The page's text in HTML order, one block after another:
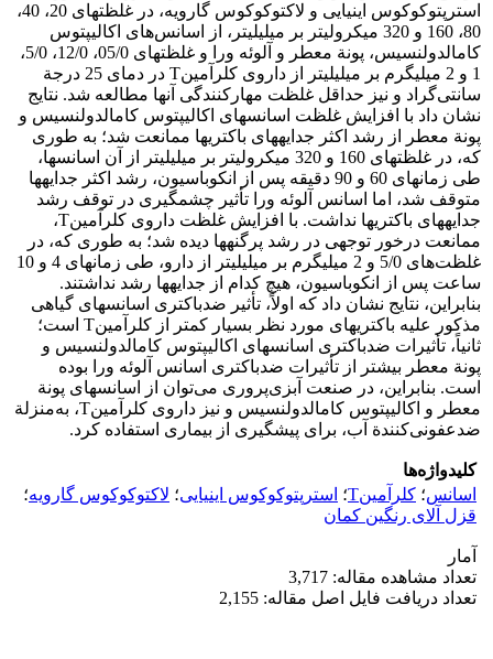
استرپتوکوکوس اینیایی و لاکتوکوکوس گارویه، در غلظت‏های 20، 40،
80، 160 و 320 میکرولیتر بر میلی‏لیتر، از اسانس‌های اکالیپتوس
کامالدولنسیس، پونة معطر و آلوئه ورا و غلظت‏های 05/0، 12/0، 5/0،
1 و 2 میلی‏گرم بر میلی‏لیتر از داروی کلرآمینT در دمای 25 درجة
سانتی‌گراد و نیز حداقل غلظت مهارکنندگی آنها مطالعه شد. نتایج
نشان داد با افزایش غلظت اسانس‏های اکالیپتوس کامالدولنسیس و
پونة معطر از رشد اکثر جدایه‏های باکتری‏ها ممانعت شد؛ به طوری‏
که، در غلظت‏های 160 و 320 میکرولیتر بر میلی‏لیتر از آن اسانس‏ها،
طی زمان‏های 60 و 90 دقیقه پس از انکوباسیون، رشد اکثر جدایه‏ها
متوقف شد، اما اسانس آلوئه ورا تأثیر چشمگیری در توقف رشد
جدایه‏های باکتری‏ها نداشت. با افزایش غلظت داروی کلرآمینT،
ممانعت درخور توجهی در رشد پرگنه‏ها دیده شد؛ به طوری‏ که، در
غلظت‌های 5/0 و 2 میلی‏گرم بر میلی‏لیتر از دارو، طی زمان‏های 4 و 10
ساعت پس از انکوباسیون، هیچ کدام از جدایه‏ها رشد نداشتند.
بنابراین، نتایج نشان داد که اولاً، تأثیر ضد‏باکتری اسانس‏های گیاهی
مذکور علیه باکتری‏های مورد نظر بسیار کمتر از کلرآمینT است؛
ثانیاً، تأثیرات ضدباکتری اسانس‎های اکالیپتوس کامالدولنسیس و
پونة معطر بیشتر از تأثیرات ضدباکتری اسانس آلوئه ورا بوده
است. بنابراین، در صنعت آبزی‌پروری می‌توان از اسانس‏های پونة
معطر و اکالیپتوس کامالدولنسیس و نیز داروی کلرآمینT، به‌منزلة
ضد‌عفونی‌کنندة آب، برای پیشگیری از بیماری استفاده کرد.
کلیدواژه‌ها
اسانس؛ کلرآمینT ؛ استرپتوکوکوس اینیایی؛ لاکتوکوکوس گارویه؛
قزل آلای رنگین کمان
آمار
تعداد مشاهده مقاله: 3,717
تعداد دریافت فایل اصل مقاله: 2,155